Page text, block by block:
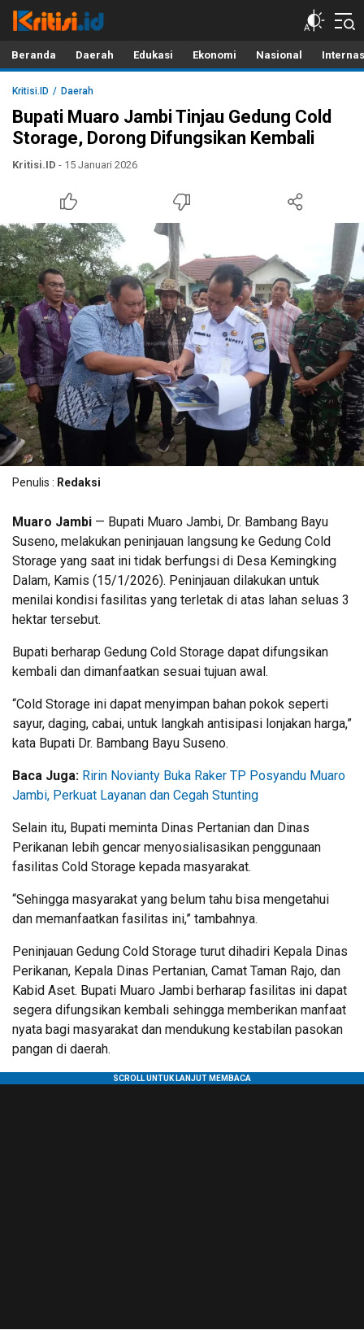
Kritisi.ID
Kritik untuk Negeri!
Beranda Daerah Edukasi Ekonomi Nasional
Kritisi.ID Daerah
Bupati Muaro Jambi Tinjau Gedung Cold
Storage, Dorong Difungsikan Kembali
Kritisi.ID - 15 Januari 2026
Penulis : Redaksi
Muaro Jambi — Bupati Muaro Jambi, Dr. Bambang Bayu
Suseno, melakukan peninjauan langsung ke Gedung Cold
Storage yang saat ini tidak berfungsi di Desa Kemingking
Dalam, Kamis (15/1/2026). Peninjauan dilakukan untuk
menilai kondisi fasilitas yang terletak di atas lahan seluas 3
hektar tersebut.
Bupati berharap Gedung Cold Storage dapat difungsikan
kembali dan dimanfaatkan sesuai tujuan awal.
“Cold Storage ini dapat menyimpan bahan pokok seperti
sayur, daging, cabai, untuk langkah antisipasi lonjakan harga,”
kata Bupati Dr. Bambang Bayu Suseno.
Baca Juga: Ririn Novianty Buka Raker TP Posyandu Muaro
Jambi, Perkuat Layanan dan Cegah Stunting
Selain itu, Bupati meminta Dinas Pertanian dan Dinas
Perikanan lebih gencar menyosialisasikan penggunaan
fasilitas Cold Storage kepada masyarakat.
“Sehingga masyarakat yang belum tahu bisa mengetahui
dan memanfaatkan fasilitas ini,” tambahnya.
Peninjauan Gedung Cold Storage turut dihadiri Kepala Dinas
Perikanan, Kepala Dinas Pertanian, Camat Taman Rajo, dan
Kabid Aset. Bupati Muaro Jambi berharap fasilitas ini dapat
segera difungsikan kembali sehingga memberikan manfaat
nyata bagi masyarakat dan mendukung kestabilan pasokan
pangan di daerah.